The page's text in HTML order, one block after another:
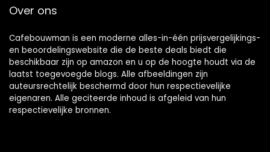
Over ons
Cafebouwman is een moderne alles-in-één prijsvergelijkings-
en beoordelingswebsite die de beste deals biedt die
beschikbaar zijn op amazon en u op de hoogte houdt via de
laatst toegevoegde blogs. Alle afbeeldingen zijn
auteursrechtelijk beschermd door hun respectievelijke
eigenaren. Alle geciteerde inhoud is afgeleid van hun
respectievelijke bronnen.